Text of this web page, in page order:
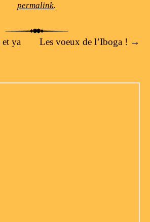
permalink.
et ya
Les voeux de l’Iboga ! →